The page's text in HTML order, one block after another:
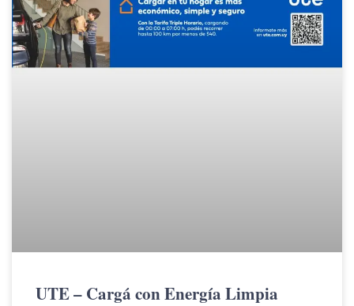
UTE – Cargá con Energía Limpia